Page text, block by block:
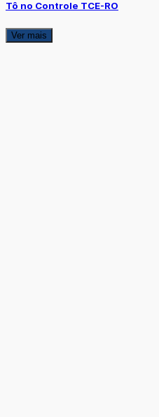
Tô no Controle TCE-RO
Ver mais